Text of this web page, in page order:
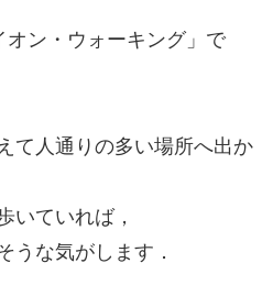
オン・ウォーキング」で
て人通りの多い場所へ出か
いていれば，
うな気がします．